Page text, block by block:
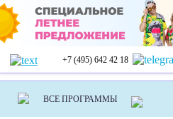
+7 (495) 642 42 18